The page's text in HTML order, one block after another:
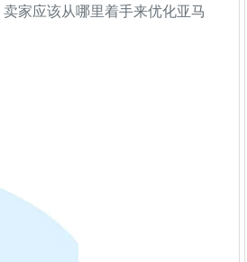
家应该从哪里着手来优化亚马